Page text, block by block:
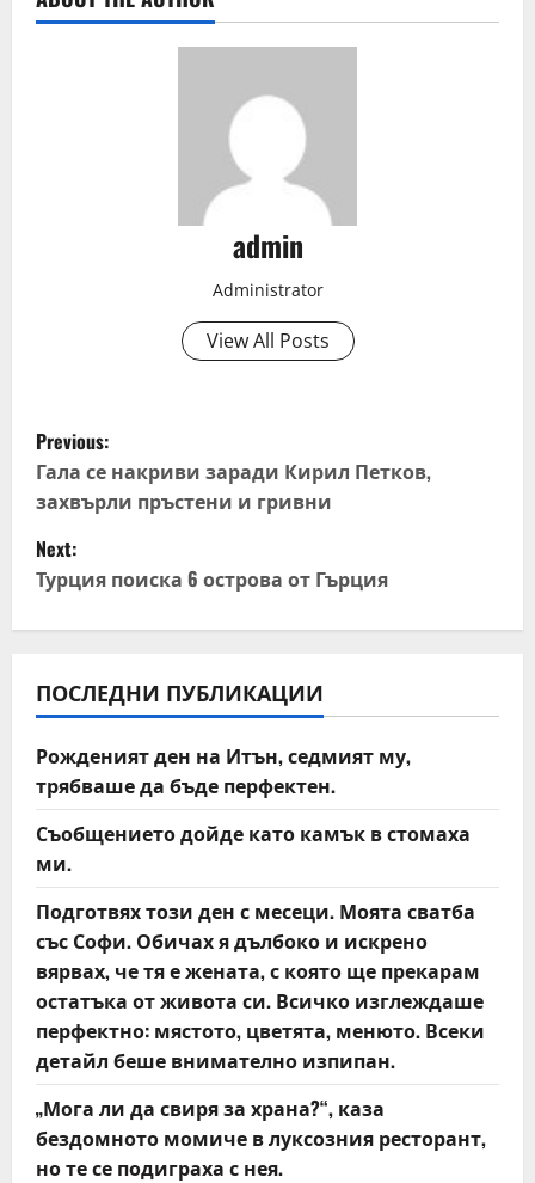
admin
Administrator
View All Posts
P
o
s
t
n
a
v
i
g
a
t
i
o
n
Previous:
Гала се накриви заради Кирил Петков,
захвърли пръстени и гривни
Next:
Турция поиска 6 острова от Гърция
ПОСЛЕДНИ ПУБЛИКАЦИИ
Рожденият ден на Итън, седмият му,
трябваше да бъде перфектен.
Съобщението дойде като камък в стомаха
ми.
Подготвях този ден с месеци. Моята сватба
със Софи. Обичах я дълбоко и искрено
вярвах, че тя е жената, с която ще прекарам
остатъка от живота си. Всичко изглеждаше
перфектно: мястото, цветята, менюто. Всеки
детайл беше внимателно изпипан.
„Мога ли да свиря за храна?“, каза
бездомното момиче в луксозния ресторант,
но те се подиграха с нея.